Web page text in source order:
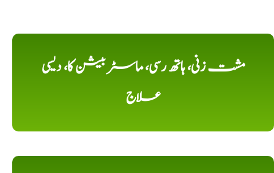
مشت زنی، ہاتھ رسی، ماسٹر بیشن کا، دیسی
علاج